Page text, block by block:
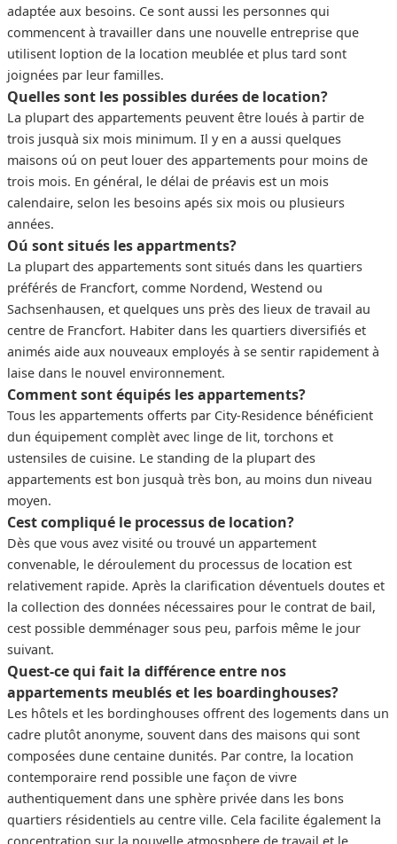
adaptée aux besoins. Ce sont aussi les personnes qui
commencent à travailler dans une nouvelle entreprise que
utilisent loption de la location meublée et plus tard sont
joignées par leur familles.
Quelles sont les possibles durées de location?
La plupart des appartements peuvent être loués à partir de
trois jusquà six mois minimum. Il y en a aussi quelques
maisons oú on peut louer des appartements pour moins de
trois mois. En général, le délai de préavis est un mois
calendaire, selon les besoins apés six mois ou plusieurs
années.
Oú sont situés les appartments?
La plupart des appartements sont situés dans les quartiers
préférés de Francfort, comme Nordend, Westend ou
Sachsenhausen, et quelques uns près des lieux de travail au
centre de Francfort. Habiter dans les quartiers diversifiés et
animés aide aux nouveaux employés à se sentir rapidement à
laise dans le nouvel environnement.
Comment sont équipés les appartements?
Tous les appartements offerts par City-Residence bénéficient
dun équipement complèt avec linge de lit, torchons et
ustensiles de cuisine. Le standing de la plupart des
appartements est bon jusquà très bon, au moins dun niveau
moyen.
Cest compliqué le processus de location?
Dès que vous avez visité ou trouvé un appartement
convenable, le déroulement du processus de location est
relativement rapide. Après la clarification déventuels doutes et
la collection des données nécessaires pour le contrat de bail,
cest possible demménager sous peu, parfois même le jour
suivant.
Quest-ce qui fait la différence entre nos
appartements meublés et les boardinghouses?
Les hôtels et les bordinghouses offrent des logements dans un
cadre plutôt anonyme, souvent dans des maisons qui sont
composées dune centaine dunités. Par contre, la location
contemporaire rend possible une façon de vivre
authentiquement dans une sphère privée dans les bons
quartiers résidentiels au centre ville. Cela facilite également la